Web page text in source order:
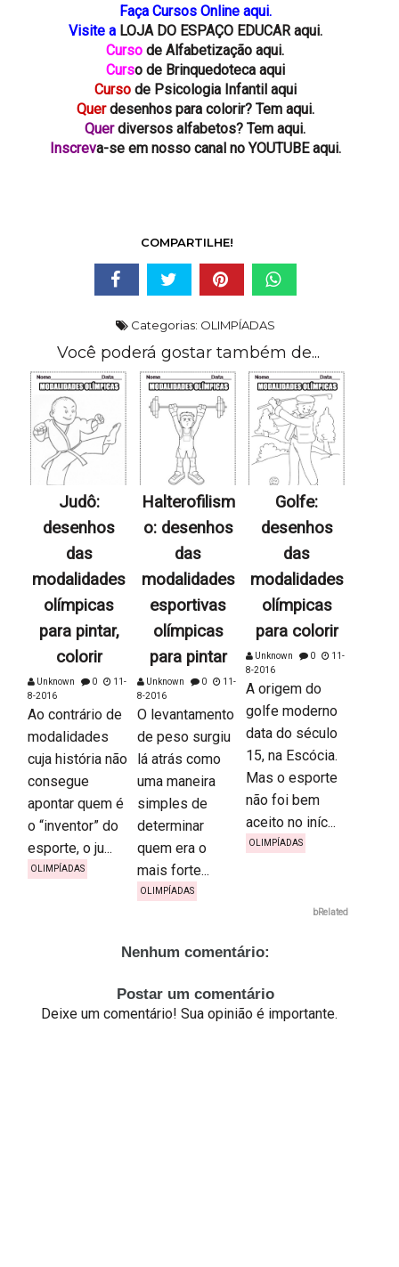
Faça Cursos Online aqui.
Visite a LOJA DO ESPAÇO EDUCAR aqui.
Cursode Alfabetização aqui.
Curso de Brinquedoteca aqui
Curso de Psicologia Infantil aqui
Querdesenhos para colorir? Tem aqui.
Querdiversos alfabetos? Tem aqui.
Inscreva-se em nosso canal no YOUTUBE aqui.
COMPARTILHE!
Categorias: OLIMPÍADAS
Você poderá gostar também de...
Judô:
desenhos
das
modalidades
olímpicas
para pintar,
colorir
Unknown 0
11-
8-2016
Ao contrário de
modalidades
cuja história não
consegue
apontar quem é
o “inventor” do
esporte, o ju...
OLIMPÍADAS
Halterofilism
o: desenhos
das
modalidades
esportivas
olímpicas
para pintar
Unknown 0
11-
8-2016
O levantamento
de peso surgiu
lá atrás como
uma maneira
simples de
determinar
quem era o
mais forte...
OLIMPÍADAS
Golfe:
desenhos
das
modalidades
olímpicas
para colorir
Unknown 0
11-
8-2016
A origem do
golfe moderno
data do século
15, na Escócia.
Mas o esporte
não foi bem
aceito no iníc...
OLIMPÍADAS
bRelated
Nenhum comentário:
Postar um comentário
Deixe um comentário! Sua opinião é importante.